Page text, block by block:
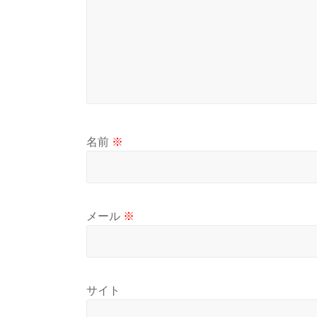
名前 ※
メール ※
サイト